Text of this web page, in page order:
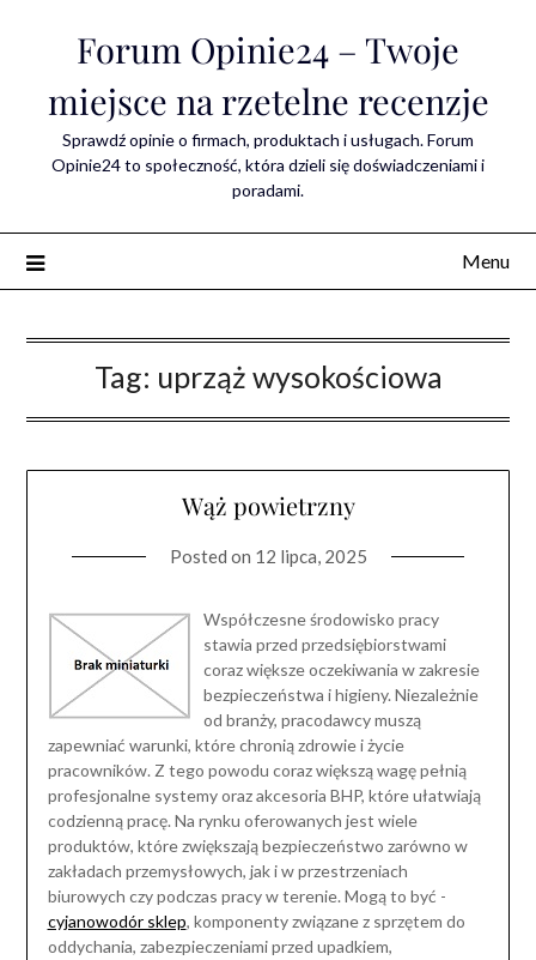
Forum Opinie24 – Twoje
miejsce na rzetelne recenzje
Sprawdź opinie o firmach, produktach i usługach. Forum
Opinie24 to społeczność, która dzieli się doświadczeniami i
poradami.
Menu
Tag: uprząż wysokościowa
Wąż powietrzny
Posted on 12 lipca, 2025
Współczesne środowisko pracy
stawia przed przedsiębiorstwami
coraz większe oczekiwania w zakresie
bezpieczeństwa i higieny. Niezależnie
od branży, pracodawcy muszą
zapewniać warunki, które chronią zdrowie i życie
pracowników. Z tego powodu coraz większą wagę pełnią
profesjonalne systemy oraz akcesoria BHP, które ułatwiają
codzienną pracę. Na rynku oferowanych jest wiele
produktów, które zwiększają bezpieczeństwo zarówno w
zakładach przemysłowych, jak i w przestrzeniach
biurowych czy podczas pracy w terenie. Mogą to być -
cyjanowodór sklep, komponenty związane z sprzętem do
oddychania, zabezpieczeniami przed upadkiem,